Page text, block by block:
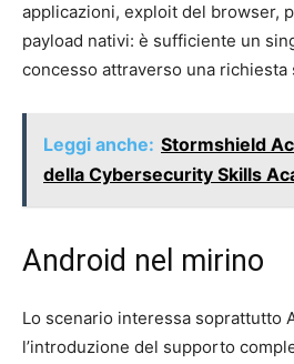
applicazioni, exploit del browser,
payload nativi: è sufficiente un
concesso attraverso una richiesta
Leggi anche: Stormshield
della Cybersecurity Skills
Android nel mirino
Lo scenario interessa soprattutto
l’introduzione del supporto